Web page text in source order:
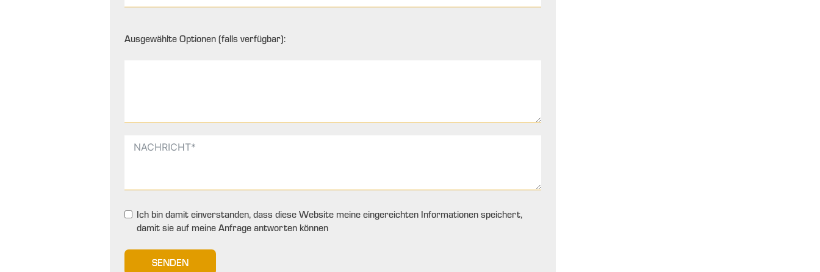
Ausgewählte Optionen (falls verfügbar):
Ich bin damit einverstanden, dass diese Website meine eingereichten Informationen speichert,
damit sie auf meine Anfrage antworten können
SENDEN